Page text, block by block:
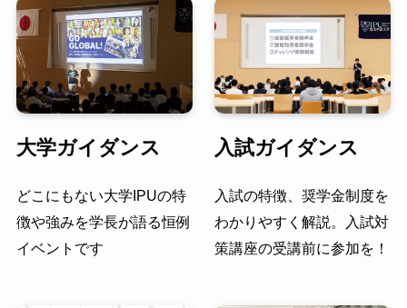
大学ガイダンス
どこにもない大学IPUの特
徴や強みを学長が語る恒例
イベントです
入試ガイダンス
入試の特徴、奨学金制度を
わかりやすく解説。入試対
策講座の受講前に参加を！